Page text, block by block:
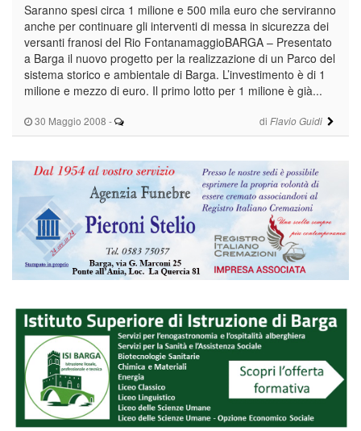
30 Maggio 2008 - di Flavio Guidi
Saranno spesi circa 1 milione e 500 mila euro che serviranno
anche per continuare gli interventi di messa in sicurezza dei
versanti franosi del Rio FontanamaggioBARGA – Presentato
a Barga il nuovo progetto per la realizzazione di un Parco del
sistema storico e ambientale di Barga. L’investimento è di 1
milione e mezzo di euro. Il primo lotto per 1 milione è già...